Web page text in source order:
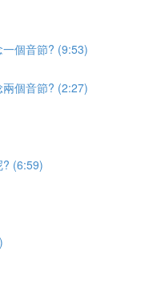
個音節? (9:53)
個音節? (2:27)
? (6:59)